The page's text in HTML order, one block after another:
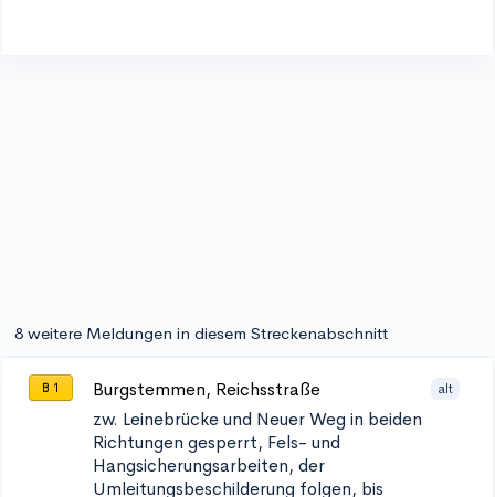
8 weitere Meldungen in diesem Streckenabschnitt
B 1 Burgstemmen, Reichsstraße alt
zw. Leinebrücke und Neuer Weg in beiden
Richtungen gesperrt, Fels- und
Hangsicherungsarbeiten, der
Umleitungsbeschilderung folgen, bis